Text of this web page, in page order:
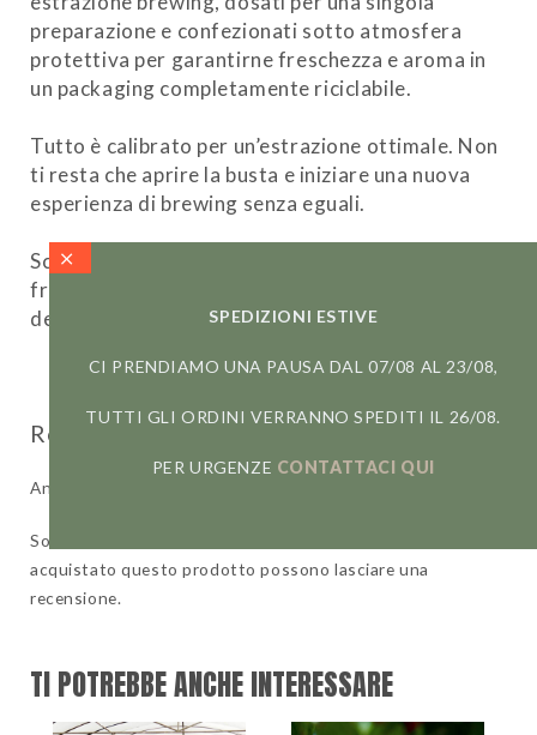
preparazione e confezionati sotto atmosfera
protettiva per garantirne freschezza e aroma in
un packaging completamente riciclabile.
Tutto è calibrato per un’estrazione ottimale. Non
ti resta che aprire la busta e iniziare una nuova
esperienza di brewing senza eguali.
Scopri perchè GROUNDtoENJOY è pratico,
fresco, tracciabile e sostenibile sulla pagina
dedicata.
Scopri di più
Ancora non ci sono recensioni.
Solamente clienti che hanno effettuato l'accesso ed hanno
acquistato questo prodotto possono lasciare una
recensione.
TI POTREBBE ANCHE INTERESSARE
SPEDIZIONI ESTIVE
CI PRENDIAMO UNA PAUSA DAL 07/08 AL 23/08,
TUTTI GLI ORDINI VERRANNO SPEDITI IL 26/08.
PER URGENZE CONTATTACI QUI